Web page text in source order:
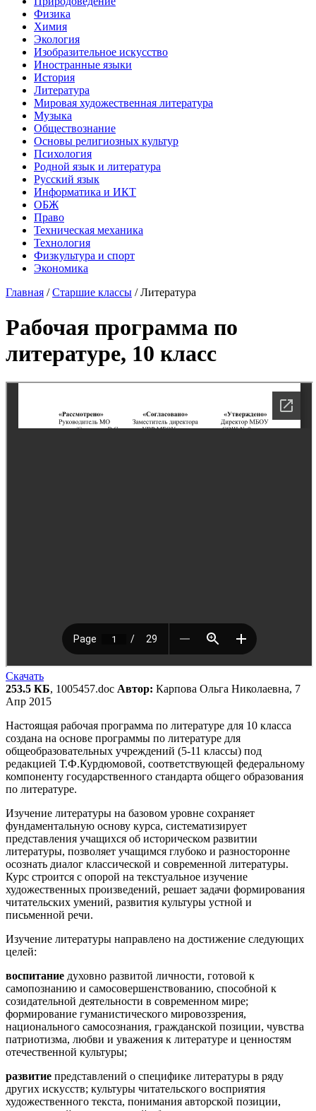
Физика
Химия
Экология
Изобразительное искусство
Иностранные языки
История
Литература
Мировая художественная литература
Музыка
Обществознание
Основы религиозных культур
Психология
Родной язык и литература
Русский язык
Информатика и ИКТ
ОБЖ
Право
Техническая механика
Технология
Физкультура и спорт
Экономика
Главная /Старшие классы /Литература
Рабочая программа по
литературе, 10 класс
Скачать
253.5 КБ, 1005457.doc Автор: Карпова Ольга Николаевна, 7
Апр 2015
Настоящая рабочая программа по литературе для 10 класса
создана на основе программы по литературе для
общеобразовательных учреждений (5-11 классы) под
редакцией Т.Ф.Курдюмовой, соответствующей федеральному
компоненту государственного стандарта общего образования
по литературе.
Изучение литературы на базовом уровне сохраняет
фундаментальную основу курса, система­тизирует
представления учащихся об историческом развитии
литературы, позволяет учащимся глу­боко и разносторонне
осознать диалог классической и современной литературы.
Курс строится с опо­рой на текстуальное изучение
художественных произведений, решает задачи формирования
чита­тельских умений, развития культуры устной и
письменной речи.
Изучение литературы направлено на достижение следующих
целей:
воспитание духовно развитой личности, готовой к
самопознанию и самосовершенствованию, способной к
созидательной деятельности в современном мире;
формирование гуманистического мировоззрения,
национального самосознания, гражданской позиции, чувства
патриотизма, любви и уважения к литературе и ценностям
отечественной культуры;
развитие представлений о специфике литературы в ряду
других искусств; культуры чита­тельского восприятия
художественного текста, понимания авторской позиции,